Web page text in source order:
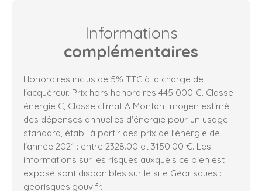
Informations
complémentaires
Honoraires inclus de 5% TTC à la charge de
l'acquéreur. Prix hors honoraires 445 000 €. Classe
énergie C, Classe climat A Montant moyen estimé
des dépenses annuelles d'énergie pour un usage
standard, établi à partir des prix de l'énergie de
l'année 2021 : entre 2328.00 et 3150.00 €. Les
informations sur les risques auxquels ce bien est
exposé sont disponibles sur le site Géorisques :
georisques.gouv.fr.